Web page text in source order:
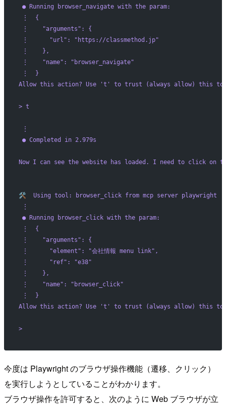
● Running browser_navigate with the param:
⋮  {
⋮    "arguments": {
⋮      "url": "https://classmethod.jp"
⋮    },
⋮    "name": "browser_navigate"
⋮  }
Allow this action? Use ' t ' to trust (always allow) this
> t
⋮
● Completed in 2.979s
Now I can see the website has loaded. I need to click on
🛠️  Using tool: browser_click from mcp server playwright
⋮
● Running browser_click with the param:
⋮  {
⋮    "arguments": {
⋮      "element": "会社情報 menu link",
⋮      "ref": "e38"
⋮    },
⋮    "name": "browser_click"
⋮  }
Allow this action? Use ' t ' to trust (always allow) this
>
今度は Playwright のブラウザ操作機能（遷移、クリック）
を実行しようとしていることがわかります。
ブラウザ操作を許可すると、次のように Web ブラウザが立